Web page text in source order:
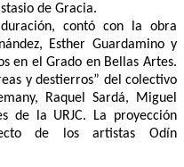
de Gracia.
contó con la obra
Esther Guardamino y
en el Grado en Bellas Artes.
y destierros” del colectivo
Raquel Sardá, Miguel
de la URJC. La proyección
de los artistas Odín